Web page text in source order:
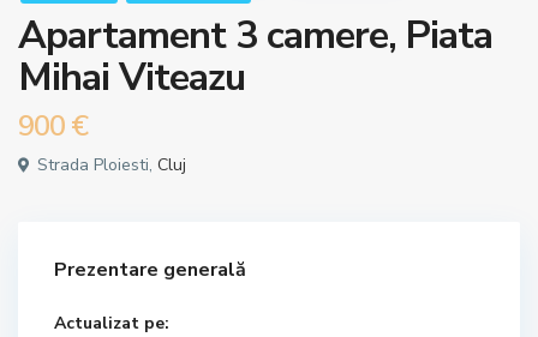
Apartament 3 camere, Piata
Mihai Viteazu
900 €
Strada Ploiesti, Cluj
Prezentare generală
Actualizat pe: